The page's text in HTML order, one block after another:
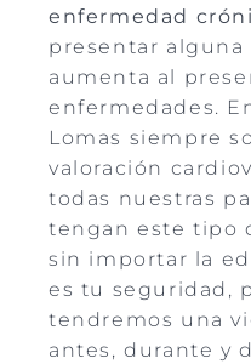
enfermedad
presentar
aumenta al
enfermedades.
Lomas siempre
valoración
todas nuestras
tengan este tipo
sin importar la
es tu seguridad,
tendremos una
antes, durante y